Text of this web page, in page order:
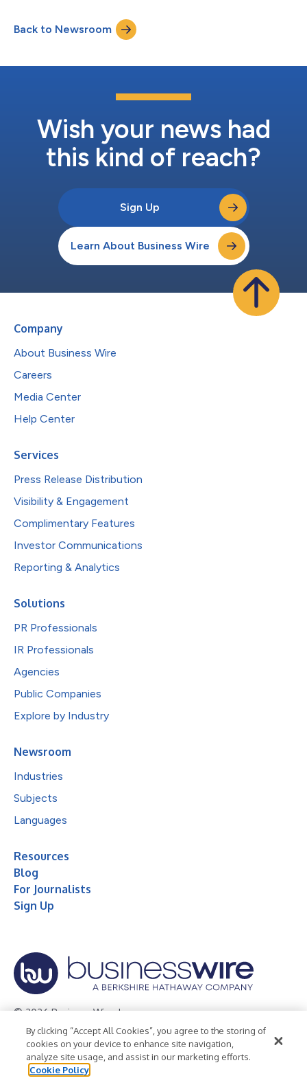
司對品牌進行了重塑並引進了多款新...
戶群，屢獲殊榮的產品和服務使其成為該市場中真正的全球參與
者。2019年，Datasite促成了近1萬筆交易，收入增加超過30%。
該項交易是Datasite的重要里程碑，其為全球交易協商者提供在整
用程式Datasite Diligence™、協助準備交易的應用程式Datasite
Outreach™，以及首個專用的買方應用程式Datasite Acquire™。
Datasite執行長Rusty Wiley表示：「對於整個Datas...
Back to Newsroom
Wish your news had
this kind of reach?
Sign Up
Learn About Business Wire
Company
About Business Wire
Careers
Media Center
Help Center
Services
Press Release Distribution
Visibility & Engagement
Complimentary Features
Investor Communications
Reporting & Analytics
Solutions
PR Professionals
IR Professionals
Agencies
Public Companies
Explore by Industry
Newsroom
Industries
Subjects
Languages
Resources
Blog
For Journalists
Sign Up
© 2026 Business Wire, Inc.
Privacy Policy Cookie Policy
Accessibility Statement
Terms of Use
Legal
By clicking “Accept All Cookies”, you agree to the storing of
cookies on your device to enhance site navigation,
analyze site usage, and assist in our marketing efforts.
Cookie Policy